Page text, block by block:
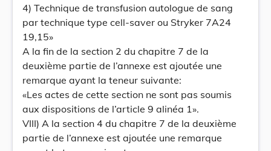
4) Technique de transfusion autologue de sang
par technique type cell-saver ou Stryker 7A24
19,15»
A la fin de la section 2 du chapitre 7 de la
deuxième partie de l’annexe est ajoutée une
remarque ayant la teneur suivante:
«Les actes de cette section ne sont pas soumis
aux dispositions de l’article 9 alinéa 1».
VIII) A la section 4 du chapitre 7 de la deuxième
partie de l’annexe est ajoutée une remarque